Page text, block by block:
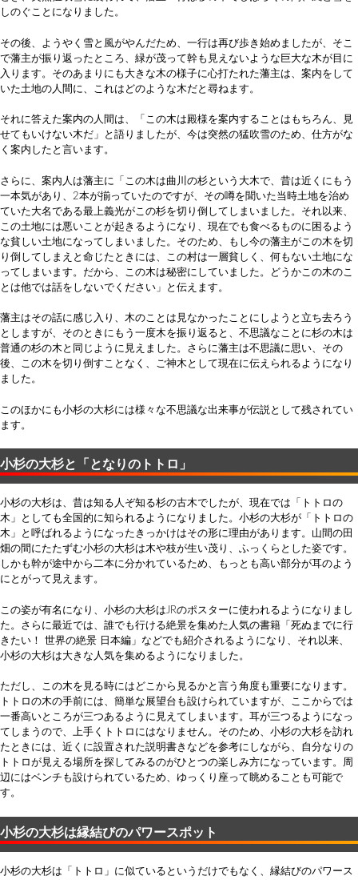
しのぐことになりました。
その後、ようやく雪と風がやんだため、一行は再び歩き始めましたが、そこ
で藩主が振り返ったところ、緑が茂って幹も見えないような巨大な木が目に
入ります。そのあまりにも大きな木の様子に心打たれた藩主は、案内をして
いた土地の人間に、これはどのような木だと尋ねます。
それに答えた案内の人間は、「この木は殿様を案内することはもちろん、見
せてもいけない木だ」と語りましたが、今は突然の猛吹雪のため、仕方がな
く案内したと言います。
さらに、案内人は藩主に「この木は曲川の杉という大木で、昔は近くにもう
一本気があり、2本が揃っていたのですが、その噂を聞いた当時土地を治め
ていた大名である最上義光がこの杉を切り倒してしまいました。それ以来、
この土地には悪いことが起きるようになり、現在でも食べるものに困るよう
な貧しい土地になってしまいました。そのため、もし今の藩主がこの木を切
り倒してしまえと命じたときには、この村は一層貧しく、何もない土地にな
ってしまいます。だから、この木は秘密にしていました。どうかこの木のこ
とは他では話をしないでください」と伝えます。
藩主はその話に感じ入り、木のことは見なかったことにしようと立ち去ろう
としますが、そのときにもう一度木を振り返ると、不思議なことに杉の木は
普通の杉の木と同じように見えました。さらに藩主は不思議に思い、その
後、この木を切り倒すことなく、ご神木として現在に伝えられるようになり
ました。
このほかにも小杉の大杉には様々な不思議な出来事が伝説として残されてい
ます。
小杉の大杉と「となりのトトロ」
小杉の大杉は、昔は知る人ぞ知る杉の古木でしたが、現在では「トトロの
木」としても全国的に知られるようになりました。小杉の大杉が「トトロの
木」と呼ばれるようになったきっかけはその形に理由があります。山間の田
畑の間にたたずむ小杉の大杉は木や枝が生い茂り、ふっくらとした姿です。
しかも幹が途中から二本に分かれているため、もっとも高い部分が耳のよう
にとがって見えます。
この姿が有名になり、小杉の大杉はJRのポスターに使われるようになりまし
た。さらに最近では、誰でも行ける絶景を集めた人気の書籍「死ぬまでに行
きたい！ 世界の絶景 日本編」などでも紹介されるようになり、それ以来、
小杉の大杉は大きな人気を集めるようになりました。
ただし、この木を見る時にはどこから見るかと言う角度も重要になります。
トトロの木の手前には、簡単な展望台も設けられていますが、ここからでは
一番高いところが三つあるように見えてしまいます。耳が三つるようになっ
てしまうので、上手くトトロにはなりません。そのため、小杉の大杉を訪れ
たときには、近くに設置された説明書きなどを参考にしながら、自分なりの
トトロが見える場所を探してみるのがひとつの楽しみ方になっています。周
辺にはベンチも設けられているため、ゆっくり座って眺めることも可能で
す。
小杉の大杉は縁結びのパワースポット
小杉の大杉は「トトロ」に似ているというだけでもなく、縁結びのパワース